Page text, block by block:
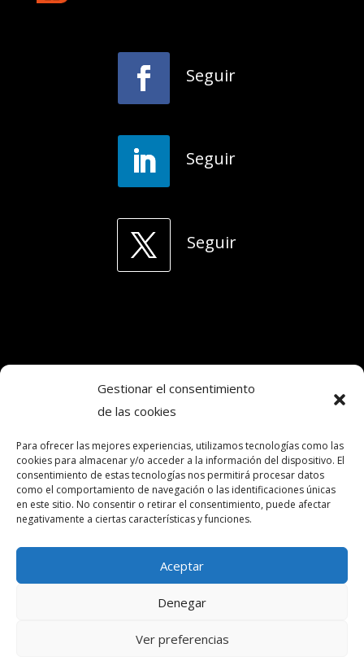
Gestionar el consentimiento
de las cookies
Para ofrecer las mejores experiencias, utilizamos tecnologías como las
cookies para almacenar y/o acceder a la información del dispositivo. El
consentimiento de estas tecnologías nos permitirá procesar datos
como el comportamiento de navegación o las identificaciones únicas
en este sitio. No consentir o retirar el consentimiento, puede afectar
negativamente a ciertas características y funciones.
Aceptar
Denegar
Ver preferencias
Seguir
Seguir
Seguir
Copyright © 2024. Todos los derechos
reservados.Frecuencia Murcia Económica.
intereconomia@frecuenciamurcia.es
Política de privacidad
Política de cookies (UE)
Contactar